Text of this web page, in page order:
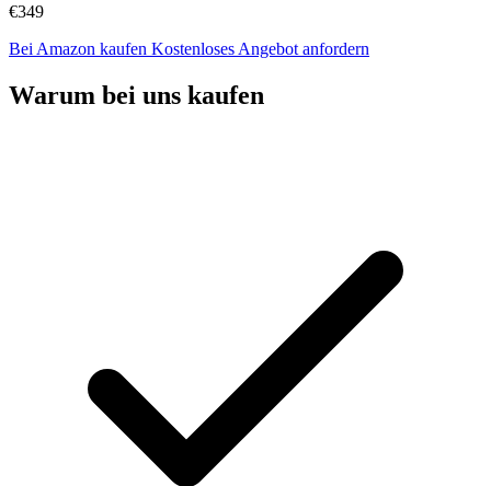
€349
Bei Amazon kaufen Kostenloses Angebot anfordern
Warum bei uns kaufen